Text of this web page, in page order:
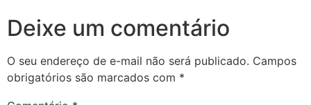
Deixe um comentário
O seu endereço de e-mail não será publicado. Campos
obrigatórios são marcados com *